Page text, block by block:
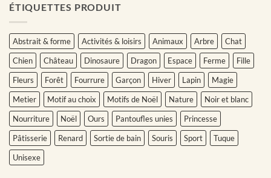
ÉTIQUETTES PRODUIT
Abstrait & forme Activités & loisirs Animaux Arbre
Chat
Chien
Château Dinosaure Dragon Espace Ferme
Fille
Fleurs
Forêt Fourrure Garçon Hiver Lapin
Magie
Metier
Motif au choix Motifs de Noël Nature
Noir et blanc
Nourriture
Noël Ours Pantoufles unies
Princesse
Pâtisserie
Renard Sortie de bain Souris Sport
Tuque
Unisexe